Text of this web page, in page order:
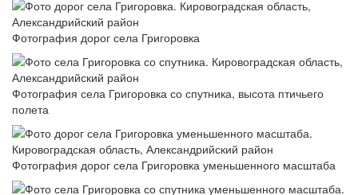
Фотография дорог села Григоровка
Фотография села Григоровка со спутника, высота птичьего
полета
Фотография дорог села Григоровка уменьшенного масштаба